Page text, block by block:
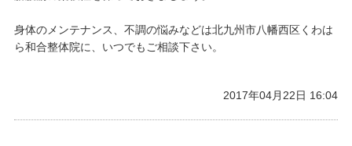
身体のメンテナンス、不調の悩みなどは北九州市八幡西区くわは
ら和合整体院に、いつでもご相談下さい。
2017年04月22日 16:04